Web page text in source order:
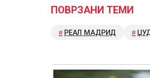
ПОВРЗАНИ ТЕМИ
РЕАЛ МАДРИД